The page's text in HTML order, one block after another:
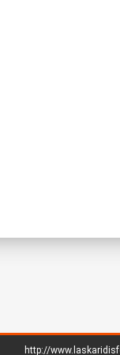
http://